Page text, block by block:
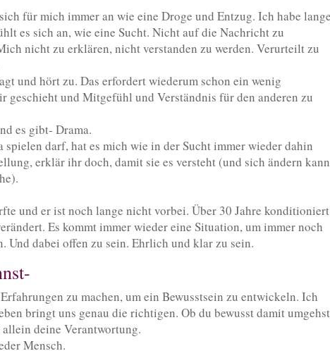
für mich immer an wie eine Droge und Entzug. Ich habe
es sich an, wie eine Sucht. Nicht auf die Nachricht zu
nicht zu erklären, nicht verstanden zu werden. Verurteilt zu
und hört zu. Das erfordert wiederum schon ein wenig
geschieht und Mitgefühl und Verständnis für den anderen zu
es gibt- Drama.
darf, hat es mich wie in der Sucht immer wieder dahin
erklär ihr doch, damit sie es versteht (und sich ändern
und er ist noch lange nicht vorbei. Über 30 Jahre konditioniert
Es kommt immer wieder eine Situation, um immer noch
Und dabei offen zu sein. Ehrlich und klar zu sein.
zu machen, um ein Bewusstsein zu entwickeln. Ich
bringt uns genau die richtigen. Ob du bewusst damit
deine Verantwortung.
Mensch.